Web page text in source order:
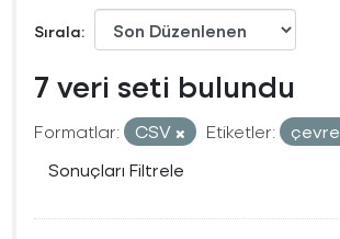
Sırala
7 veri seti bulundu
Formatlar: CSV Etiketler:
çevre
Sonuçları Filtrele